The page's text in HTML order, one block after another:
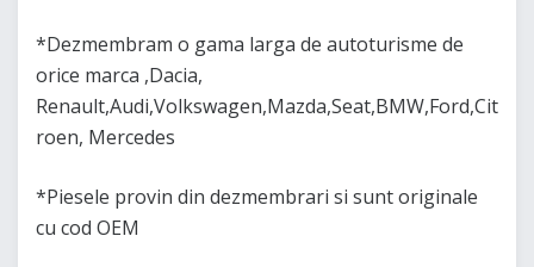
*Dezmembram o gama larga de autoturisme de
orice marca ,Dacia,
Renault,Audi,Volkswagen,Mazda,Seat,BMW,Ford,Cit
roen, Mercedes
*Piesele provin din dezmembrari si sunt originale
cu cod OEM